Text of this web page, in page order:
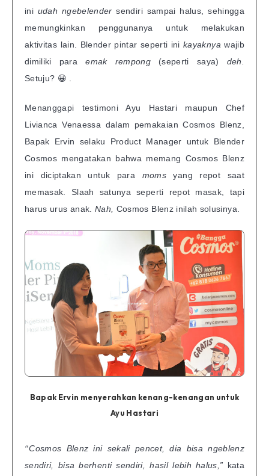
ini udah ngebelendersendiri sampai halus, sehingga
memungkinkan penggunanya untuk melakukan
aktivitas lain. Blender pintar seperti inikayaknyawajib
dimiliki paraemak rempong (seperti saya) deh.
Setuju? 😀 .
Menanggapi testimoni Ayu Hastari maupun Chef
Livianca Venaessa dalam pemakaian Cosmos Blenz,
Bapak Ervin selaku Product Manager untuk Blender
Cosmos mengatakan bahwa memang Cosmos Blenz
ini diciptakan untuk para moms yang repot saat
memasak. Slaah satunya seperti repot masak, tapi
harus urus anak. Nah, Cosmos Blenz inilah solusinya.
Bapak Ervin menyerahkan kenang-kenangan untuk
Ayu Hastari
“Cosmos Blenz ini sekali pencet, dia bisa ngeblenz
sendiri, bisa berhenti sendiri, hasil lebih halus,” kata